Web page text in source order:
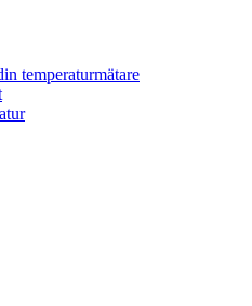
temperaturmätare